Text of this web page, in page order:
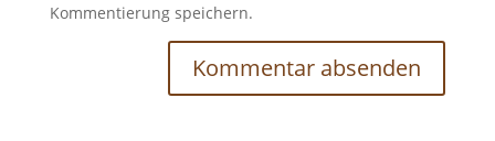
Kommentierung speichern.